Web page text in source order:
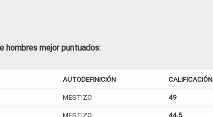
hombres mejor puntuados:
AUTODEFINICIÓN CALIFICACIÓN
MESTIZO 49
MESTIZO 44,5